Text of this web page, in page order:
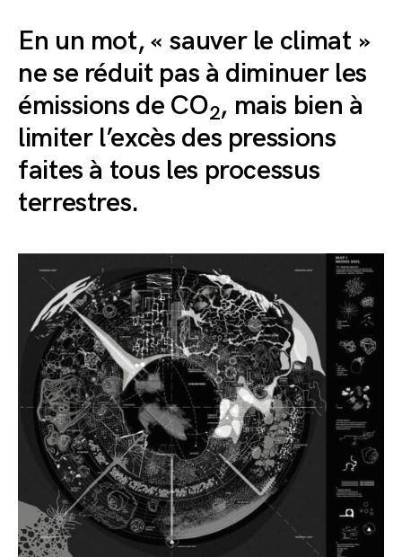
En un mot, « sauver le climat »
ne se réduit pas à diminuer les
émissions de CO2, mais bien à
limiter l’excès des pressions
faites à tous les processus
terrestres.